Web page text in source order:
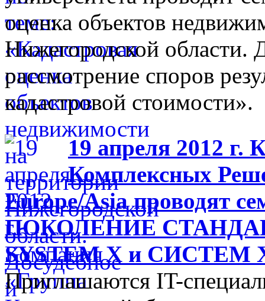
оценка объектов
Нижегородской области.
рассмотрение споров
кадастровой стоимости».
19 апреля 2012 г.
Комплексных
Europe/Asia проводят
ПОКОЛЕНИЕ
SYSTEM X и
Приглашаются IT-